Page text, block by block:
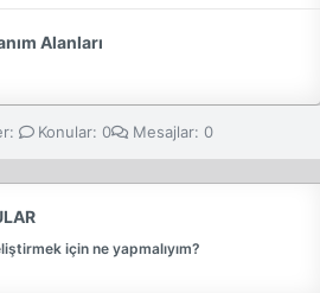
Alanları
Konular 0 Mesajlar 0
için ne yapmalıyım?